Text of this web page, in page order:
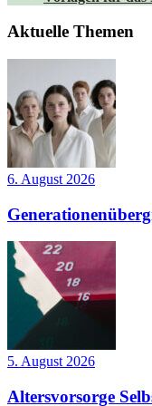
Aktuelle Themen
6. August 2026
5. August 2026
Altersvorsorge